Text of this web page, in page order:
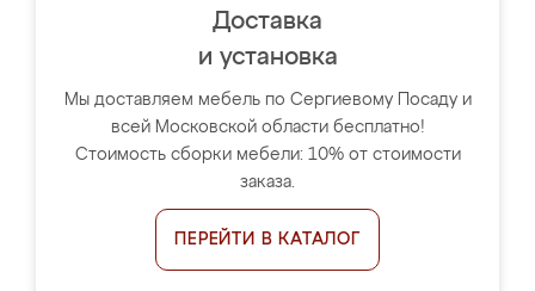
Доставка
и установка
Мы доставляем мебель по Сергиевому Посаду и
всей Московской области бесплатно!
Стоимость сборки мебели: 10% от стоимости
заказа.
ПЕРЕЙТИ В КАТАЛОГ